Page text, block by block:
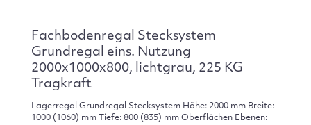
Fachbodenregal Stecksystem
Grundregal eins. Nutzung
2000x1000x800, lichtgrau, 225 KG
Tragkraft
Lagerregal Grundregal Stecksystem Höhe: 2000 mm Breite:
1000 (1060) mm Tiefe: 800 (835) mm Oberflächen Ebenen: